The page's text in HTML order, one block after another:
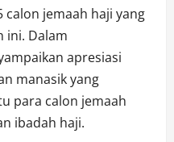
calon jemaah haji yang
ini. Dalam
apresiasi
manasik yang
para calon jemaah
ibadah haji.